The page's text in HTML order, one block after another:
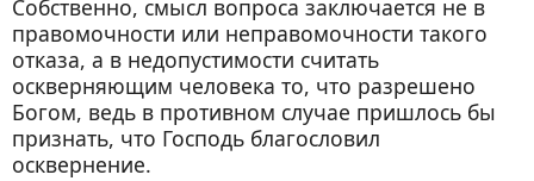
Собственно, смысл вопроса заключается не в
правомочности или неправомочности такого
отказа, а в недопустимости считать
оскверняющим человека то, что разрешено
Богом, ведь в противном случае пришлось бы
признать, что Господь благословил
осквернение.